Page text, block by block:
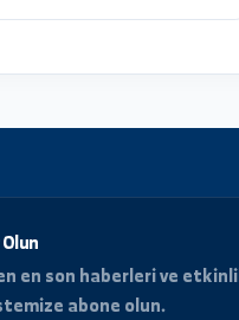
عن اقامة ورشة تدريبية في